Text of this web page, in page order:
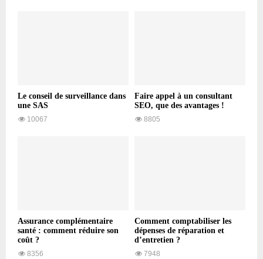
Le conseil de surveillance dans
une SAS
10067
Faire appel à un consultant
SEO, que des avantages !
8805
Assurance complémentaire
santé : comment réduire son
coût ?
8356
Comment comptabiliser les
dépenses de réparation et
d’entretien ?
7948